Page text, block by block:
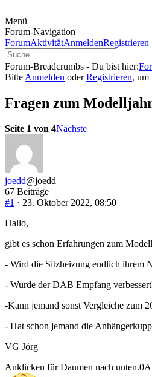
Menü
Forum-Navigation
ForumAktivitätAnmeldenRegistrieren
Forum-Breadcrumbs - Du bist hier:
Bitte Anmelden oderRegistrieren, um
Fragen zum
Seite 1 von 4Nächste
joedd@joedd
67 Beiträge
#1 · 23. Oktober 2022, 08:50
Hallo,
gibt es schon Erfahrungen zum
- Wird die Sitzheizung endlich ihrem
- Wurde der DAB Empfang
-Kann jemand sonst Vergleiche zum
- Hat schon jemand die
VG Jörg
Anklicken für Daumen nach unten.0